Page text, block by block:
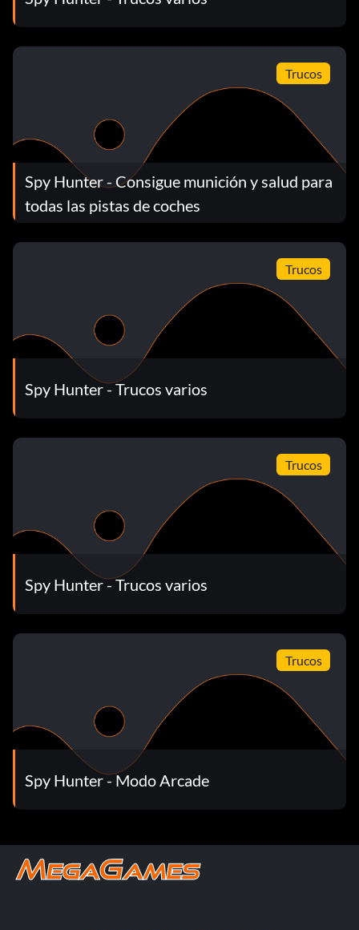
Trucos
Spy Hunter - Consigue munición y salud para
todas las pistas de coches
Trucos
Spy Hunter - Trucos varios
Trucos
Spy Hunter - Trucos varios
Trucos
Spy Hunter - Modo Arcade